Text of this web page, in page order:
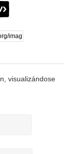
visualizándose